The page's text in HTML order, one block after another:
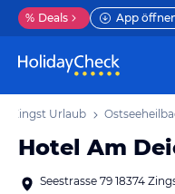
% Deals App
Zingst Urlaub
Hotel Am
Seestrasse 79 18374